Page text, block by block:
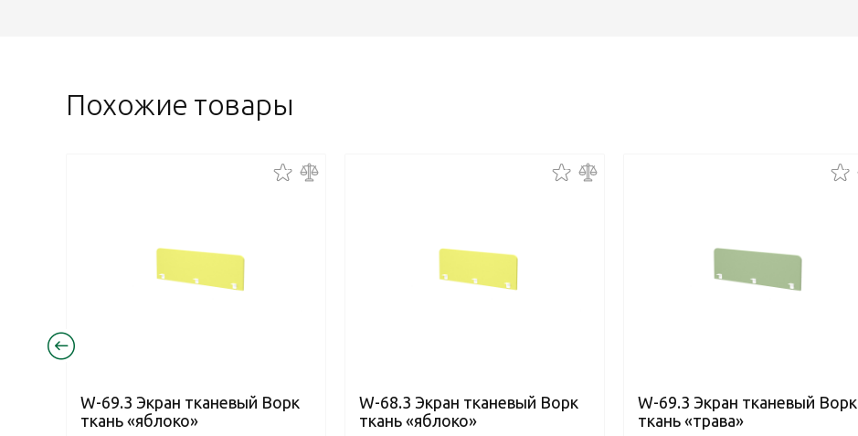
Похожие товары
W-69.3 Экран тканевый Ворк
ткань «яблоко»
W-68.3 Экран тканевый Ворк
ткань «яблоко»
W-69.3 Экран тканевый Ворк
ткань «трава»